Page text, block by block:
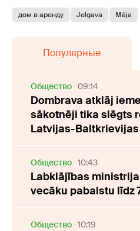
дом в аренду Jelgava Māja
Популярные
Oбщество 09:14
Dombrava atklāj
sākotnēji tika slēgts
Latvijas-
Oбщество 10:43
Labklājības
vecāku pabalstu līdz
Oбщество 10:19